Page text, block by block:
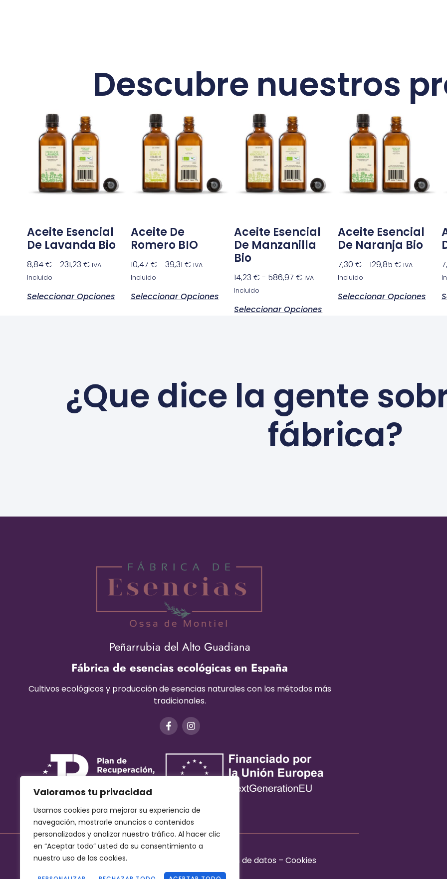
Valoramos tu privacidad
Usamos cookies para mejorar su experiencia de
navegación, mostrarle anuncios o contenidos
personalizados y analizar nuestro tráfico. Al hacer clic
en “Aceptar todo” usted da su consentimiento a
nuestro uso de las cookies.
Descubre nuestros
Aceite Esencial
De Lavanda Bio
8,84€- 231,23 € IVA
Incluido
Seleccionar Opciones
Aceite De
Romero BIO
10,47 €- 39,31 € IVA
Incluido
Seleccionar Opciones
Aceite Esencial
De Manzanilla
Bio
14,23€- 586,97€ IVA
Incluido
Seleccionar Opciones
Aceite Esencial
De Naranja Bio
7,30 €- 129,85 € IVA
Incluido
Seleccionar Opciones
¿Que dice la gente
fábrica?
Peñarrubia del Alto Guadiana
Fábrica de esencias ecológicas en España
Cultivos ecológicos y producción de esencias naturales con los métodos más
tradicionales.
Aviso Legal –Términos y condiciones Protección de datos – Cookies